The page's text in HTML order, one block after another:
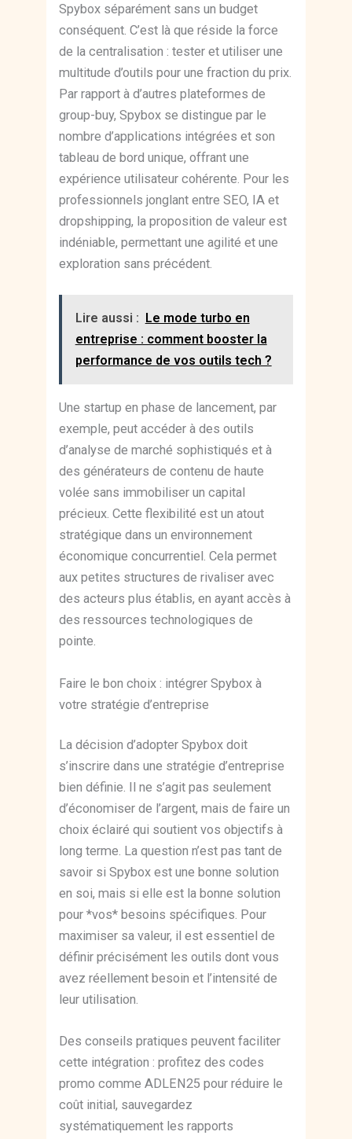
Spybox séparément sans un budget
conséquent. C’est là que réside la force
de la centralisation : tester et utiliser une
multitude d’outils pour une fraction du prix.
Par rapport à d’autres plateformes de
group-buy, Spybox se distingue par le
nombre d’applications intégrées et son
tableau de bord unique, offrant une
expérience utilisateur cohérente. Pour les
professionnels jonglant entre SEO, IA et
dropshipping, la proposition de valeur est
indéniable, permettant une agilité et une
exploration sans précédent.
Lire aussi :
Le mode turbo en
entreprise : comment booster la
performance de vos outils tech ?
Une startup en phase de lancement, par
exemple, peut accéder à des outils
d’analyse de marché sophistiqués et à
des générateurs de contenu de haute
volée sans immobiliser un capital
précieux. Cette flexibilité est un atout
stratégique dans un environnement
économique concurrentiel. Cela permet
aux petites structures de rivaliser avec
des acteurs plus établis, en ayant accès à
des ressources technologiques de
pointe.
Faire le bon choix : intégrer Spybox à
votre stratégie d’entreprise
La décision d’adopter Spybox doit
s’inscrire dans une stratégie d’entreprise
bien définie. Il ne s’agit pas seulement
d’économiser de l’argent, mais de faire un
choix éclairé qui soutient vos objectifs à
long terme. La question n’est pas tant de
savoir si Spybox est une bonne solution
en soi, mais si elle est la bonne solution
pour *vos* besoins spécifiques. Pour
maximiser sa valeur, il est essentiel de
définir précisément les outils dont vous
avez réellement besoin et l’intensité de
leur utilisation.
Des conseils pratiques peuvent faciliter
cette intégration : profitez des codes
promo comme ADLEN25 pour réduire le
coût initial, sauvegardez
systématiquement les rapports